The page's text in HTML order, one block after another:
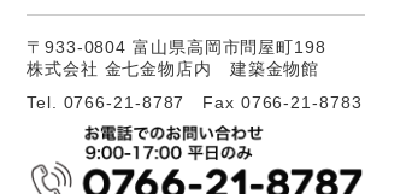
〒933-0804 富山県高岡市問屋町198
株式会社 金七金物店内 建築金物館
Tel. 0766-21-8787 Fax 0766-21-8783